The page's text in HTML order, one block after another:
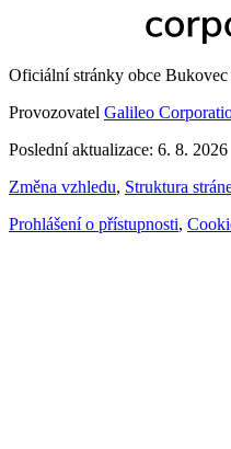
Oficiální stránky obce
Provozovatel Galileo
Poslední aktualizace: 6. 8. 2026
Změna vzhledu, Struktura
Prohlášení o přístupnosti,